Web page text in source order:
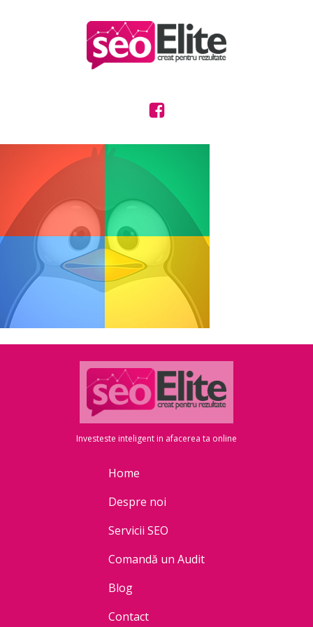
Investeste inteligent in afacerea ta online
Home
Despre noi
Servicii SEO
Comandă un Audit
Blog
Contact